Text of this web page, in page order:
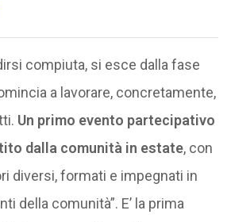
compiuta, si esce dalla fase
a lavorare, concretamente,
Un primo evento partecipativo
dalla comunità in estate, con
diversi, formati e impegnati in
della comunità”. E’ la prima